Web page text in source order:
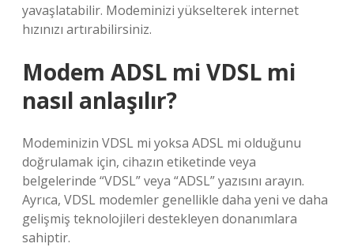
yavaşlatabilir. Modeminizi yükselterek internet
hızınızı artırabilirsiniz.
Modem ADSL mi VDSL mi
nasıl anlaşılır?
Modeminizin VDSL mi yoksa ADSL mi olduğunu
doğrulamak için, cihazın etiketinde veya
belgelerinde “VDSL” veya “ADSL” yazısını arayın.
Ayrıca, VDSL modemler genellikle daha yeni ve daha
gelişmiş teknolojileri destekleyen donanımlara
sahiptir.